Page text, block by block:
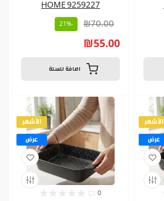
HOME 9259227
₪70.00
-21%
₪55.00
اضافة للسلة
الأشهر
عرض
0
الأشهر
عرض